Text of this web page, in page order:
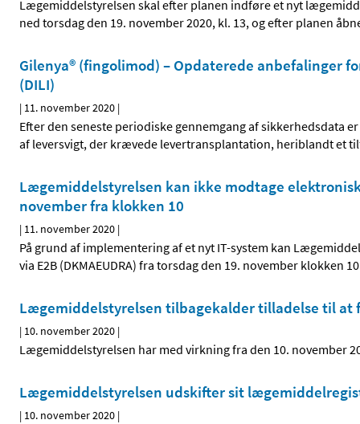
Lægemiddelstyrelsen skal efter planen indføre et nyt
ned torsdag den 19. november 2020, kl. 13, og efter planen
Gilenya® (fingolimod) – Opdaterede anbefalinger
(DILI)
| 11. november 2020 |
Efter den seneste periodiske gennemgang af sikkerhedsdata
af leversvigt, der krævede levertransplantation, heriblandt et
Lægemiddelstyrelsen kan ikke modtage
november fra klokken 10
| 11. november 2020 |
På grund af implementering af et nyt IT-system kan
via E2B (DKMAEUDRA) fra torsdag den 19. november
Lægemiddelstyrelsen tilbagekalder tilladelse til
| 10. november 2020 |
Lægemiddelstyrelsen har med virkning fra den 10.
Lægemiddelstyrelsen udskifter sit
| 10. november 2020 |